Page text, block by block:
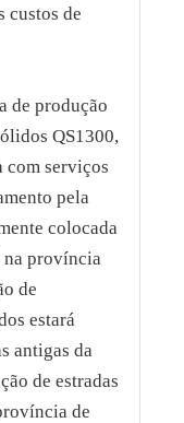
custos de
de produção
QS1300,
com serviços
pela
colocada
na província
de
estará
antigas da
de estradas
de